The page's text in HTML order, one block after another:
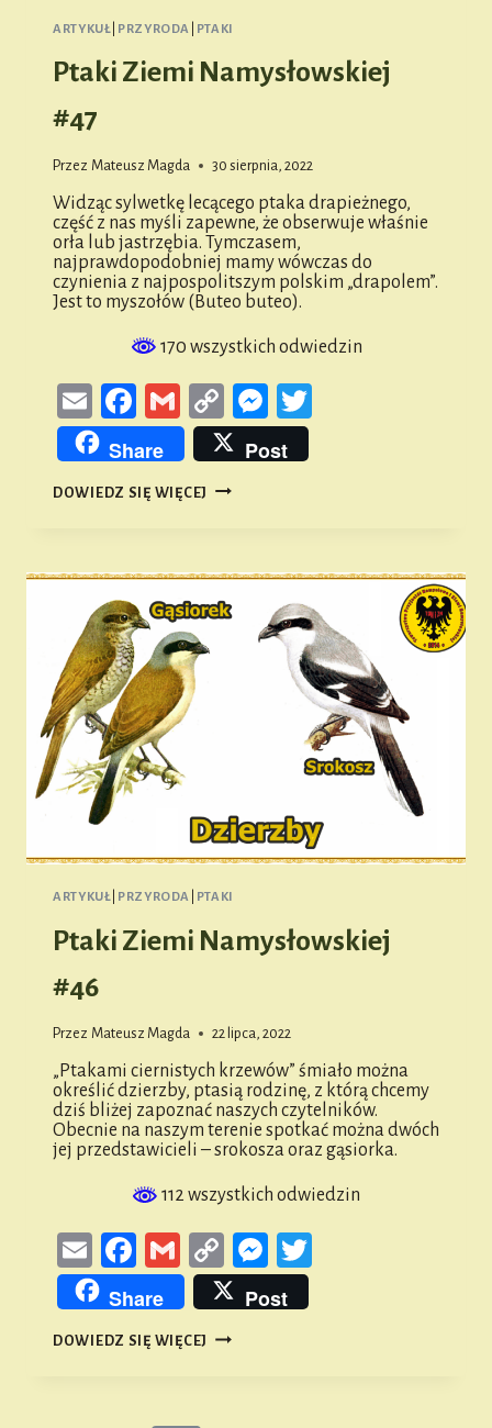
ARTYKUŁ PRZYRODA PTAKI
Ptaki Ziemi Namysłowskiej
#47
Przez Mateusz Magda 30 sierpnia, 2022
Widząc sylwetkę lecącego ptaka drapieżnego,
część z nas myśli zapewne, że obserwuje właśnie
orła lub jastrzębia. Tymczasem,
najprawdopodobniej mamy wówczas do
czynienia z najpospolitszym polskim „drapolem”.
Jest to myszołów (Buteo buteo).
170 wszystkich odwiedzin
EmailFacebook
GmailCopy
Link
Messenger
Share Post
DOWIEDZ SIĘ WIĘCEJ PTAKI
ARTYKUŁ PRZYRODA PTAKI
Ptaki Ziemi Namysłowskiej
#46
Przez Mateusz Magda 22 lipca, 2022
„Ptakami ciernistych krzewów” śmiało można
określić dzierzby, ptasią rodzinę, z którą chcemy
dziś bliżej zapoznać naszych czytelników.
Obecnie na naszym terenie spotkać można dwóch
jej przedstawicieli – srokosza oraz gąsiorka.
112 wszystkich odwiedzin
EmailFacebook
GmailCopy
Link
Messenger
Share Post
DOWIEDZ SIĘ WIĘCEJ PTAKI